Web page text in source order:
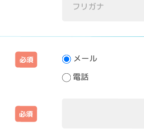
メール
電話